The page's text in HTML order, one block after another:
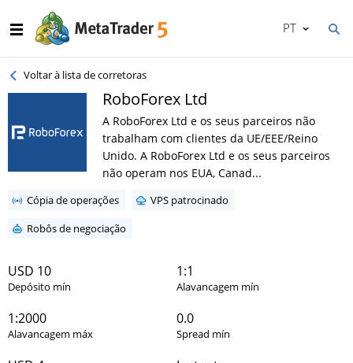
PT
Voltar à lista de corretoras
RoboForex Ltd
A RoboForex Ltd e os seus parceiros não
trabalham com clientes da UE/EEE/Reino
Unido. A RoboForex Ltd e os seus parceiros
não operam nos EUA, Canad...
Cópia de operações
VPS patrocinado
Robôs de negociação
USD 10
Depósito mín
1:1
Alavancagem mín
1:2000
Alavancagem máx
0.0
Spread mín